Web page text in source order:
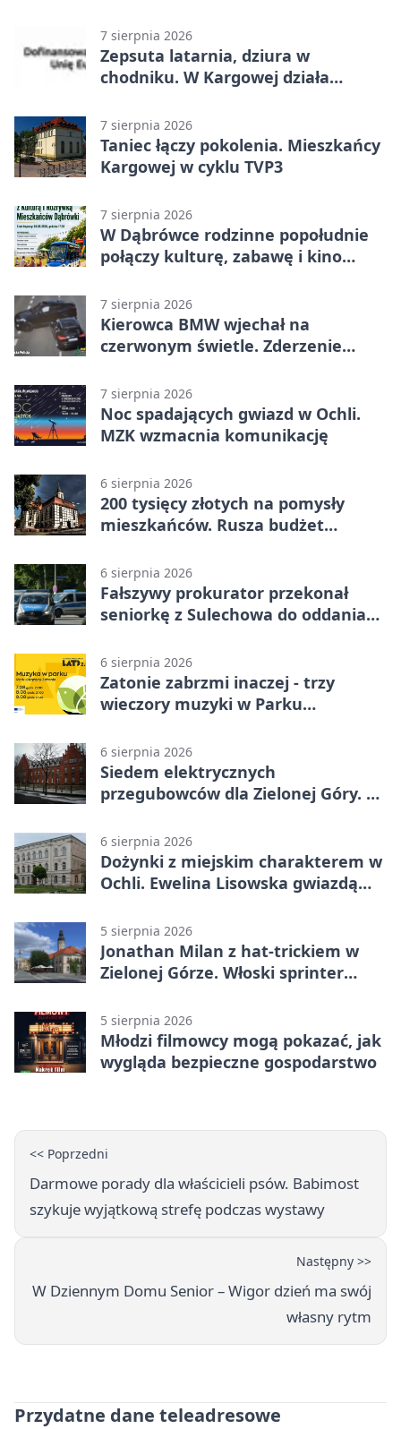
7 sierpnia 2026
Zepsuta latarnia, dziura w
chodniku. W Kargowej działa
7 sierpnia 2026
Taniec łączy pokolenia. Mieszkańcy
Kargowej w cyklu TVP3
7 sierpnia 2026
W Dąbrówce rodzinne popołudnie
połączy kulturę, zabawę i kino
7 sierpnia 2026
Kierowca BMW wjechał na
czerwonym świetle. Zderzenie
7 sierpnia 2026
Noc spadających gwiazd w Ochli.
MZK wzmacnia komunikację
6 sierpnia 2026
200 tysięcy złotych na pomysły
mieszkańców. Rusza budżet
6 sierpnia 2026
Fałszywy prokurator przekonał
seniorkę z Sulechowa do oddania
6 sierpnia 2026
Zatonie zabrzmi inaczej - trzy
wieczory muzyki w Parku
6 sierpnia 2026
Siedem elektrycznych
przegubowców dla Zielonej Góry. To
6 sierpnia 2026
Dożynki z miejskim charakterem w
Ochli. Ewelina Lisowska gwiazdą
5 sierpnia 2026
Jonathan Milan z hat-trickiem w
Zielonej Górze. Włoski sprinter
5 sierpnia 2026
Młodzi filmowcy mogą pokazać, jak
wygląda bezpieczne gospodarstwo
<< Poprzedni
Darmowe porady dla właścicieli psów. Babimost
szykuje wyjątkową strefę podczas wystawy
Następny >>
W Dziennym Domu Senior – Wigor dzień ma swój
własny rytm
Przydatne dane teleadresowe